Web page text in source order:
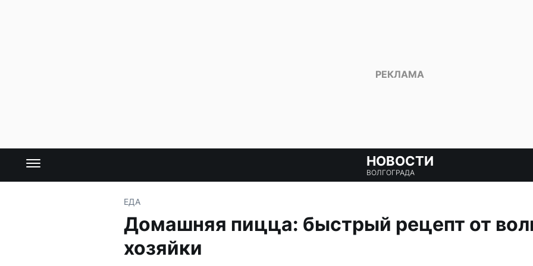
НОВОСТИ
ВОЛГОГРАДА
ЕДА
Домашняя пицца: быстрый рецепт от
хозяйки